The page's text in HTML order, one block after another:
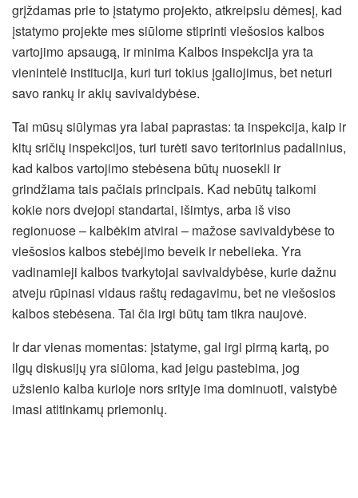
grįždamas prie to įstatymo projekto, atkreipsiu dėmesį, kad
įstatymo projekte mes siūlome stiprinti viešosios kalbos
vartojimo apsaugą, ir minima Kalbos inspekcija yra ta
vienintelė institucija, kuri turi tokius įgaliojimus, bet neturi
savo rankų ir akių savivaldybėse.
Tai mūsų siūlymas yra labai paprastas: ta inspekcija, kaip ir
kitų sričių inspekcijos, turi turėti savo teritorinius padalinius,
kad kalbos vartojimo stebėsena būtų nuosekli ir
grindžiama tais pačiais principais. Kad nebūtų taikomi
kokie nors dvejopi standartai, išimtys, arba iš viso
regionuose – kalbėkim atvirai – mažose savivaldybėse to
viešosios kalbos stebėjimo beveik ir nebelieka. Yra
vadinamieji kalbos tvarkytojai savivaldybėse, kurie dažnu
atveju rūpinasi vidaus raštų redagavimu, bet ne viešosios
kalbos stebėsena. Tai čia irgi būtų tam tikra naujovė.
Ir dar vienas momentas: įstatyme, gal irgi pirmą kartą, po
ilgų diskusijų yra siūloma, kad jeigu pastebima, jog
užsienio kalba kurioje nors srityje ima dominuoti, valstybė
imasi atitinkamų priemonių.